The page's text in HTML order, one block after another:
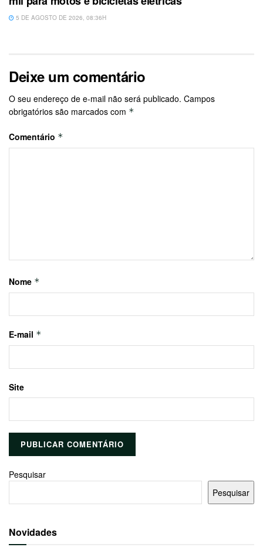
5 DE AGOSTO DE 2026, 08:36H
Deixe um comentário
O seu endereço de e-mail não será publicado. Campos
obrigatórios são marcados com *
Comentário *
Nome *
E-mail *
Site
Pesquisar
Pesquisar
Novidades